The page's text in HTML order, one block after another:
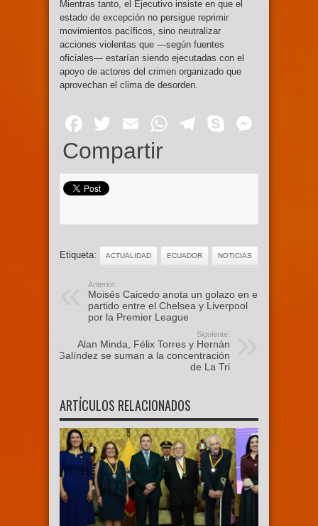
Mientras tanto, el Ejecutivo insiste en que el
estado de excepción no persigue reprimir
movimientos pacíficos, sino neutralizar
acciones violentas que —según fuentes
oficiales— estarían siendo ejecutadas con el
apoyo de actores del crimen organizado que
aprovechan el clima de desorden.
Facebook
Twitter
EmailWhatsApp
Telegram
Skype
Compartir
Etiqueta: ACTUALIDAD ECUADOR NOTICIAS
Anterior:
Moisés Caicedo anota un golazo en el
partido entre el Chelsea y Liverpool
por la Premier League
Siguiente:
Alan Minda, Félix Torres y Hernán
Galíndez se suman a la concentración
de La Tri
ARTÍCULOS RELACIONADOS